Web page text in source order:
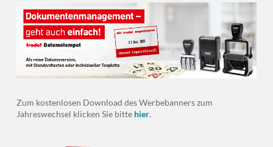
Zum kostenlosen Download des Werbebanners zum
Jahreswechsel klicken Sie bitte hier.